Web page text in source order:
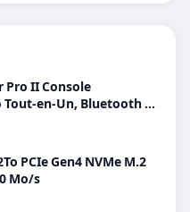
Pro II Console
en-Un, Bluetooth et
PCIe Gen4 NVMe M.2
Mo/s